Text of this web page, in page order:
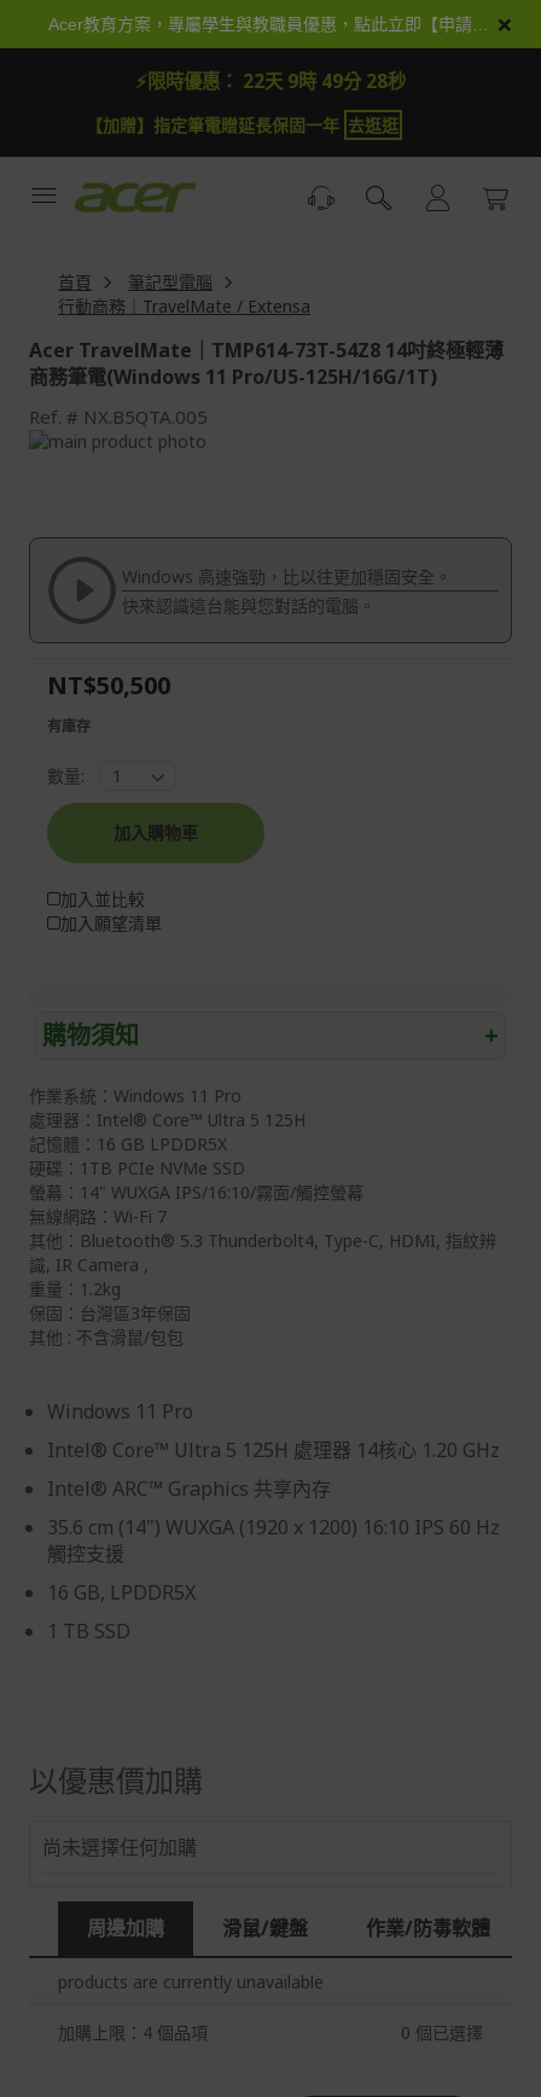
×
⚡限時優惠： 22天 9時 49分 26秒
【加抽】全館Acer商品登錄再抽iPhone 18試運氣
首頁
筆記型電腦
行動商務｜TravelMate / Extensa
Acer TravelMate｜TMP614-73T-54Z8 14吋終極輕薄
商務筆電(Windows 11 Pro/U5-125H/16G/1T)
Ref. NX.B5QTA.005
Skip
of
images
gallery
beginning
the
images
gallery
Windows 高速強勁，比以往更加穩固安全。
快來認識這台能與您對話的電腦。
購物須知 +
退/換貨須知
本網站消費者享有商品到貨七天鑑賞期之權益(鑑賞期並非
試用期)。
到貨七天內消費者有權申請退貨或換貨；超過七天以上(含
假日)，恕無法辦理。
退回之商品必須是全新狀態且完整包裝(含商品、附件、包
裝、紙箱及所有附隨文件或資料)。
商品到貨後進行開箱前請全程錄影以確保自身權益 ! 非商
品本身瑕疵之退貨商品若有上述不完整之情況，本公司有
*遊戲光碟、軟體等影音商品屬智慧財產權之商品。依消費
者保護法第十九條第二項規定，一經拆封後恕不接受退換
貨。
如有相關退換貨服務需求，您可以透過專線或服務信箱聯
繫客服。
運宅配到府。
非Acer旗下品牌商品依配合廠商規範，可能會有無法配送
您可以於「我的訂單」內查詢訂單出貨狀態 (路徑：我的帳
實際的到貨時間依配合的物流商做安排，在無特殊狀況下
可在出貨後的兩個工作天內送達。
預購商品依商品頁面上的出貨時間安排，且有可能因實際
保固與售後服務
作業系統：Windows 11 Pro
處理器：Intel® Core™ Ultra 5 125H
記憶體：16 GB LPDDR5X
硬碟：1TB PCIe NVMe SSD
螢幕：14" WUXGA IPS/16:10/霧面/觸控螢幕
無線網路：Wi-Fi 7
其他：Bluetooth® 5.3 Thunderbolt4, Type-C, HDMI, 指紋辨
識, IR Camera ,
重量：1.2kg
保固：台灣區3年保固
其他 : 不含滑鼠/包包
Windows 11 Pro
Intel® Core™ Ultra 5 125H 處理器 14核心 1.20 GHz
Intel® ARC™ Graphics 共享內存
35.6 cm (14") WUXGA (1920 x 1200) 16:10 IPS 60 Hz
觸控支援
16 GB, LPDDR5X
1 TB SSD
NT$50,500
有庫存
數量:
加入購物車
加入並比較
加入願望清單
以優惠價加購
尚未選擇任何加購
周邊加購 滑鼠/鍵盤 作業/防毒軟體
products are currently unavailable
加購上限：4 個品項 0 個已選擇